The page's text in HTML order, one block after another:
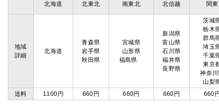
北海道 北東北 南東北 北信越 関東
地域
詳細
北海道
青森県
岩手県
秋田県
宮城県
山形県
福島県
新潟県
富山県
石川県
福井県
長野県
茨城
栃木
群馬
埼玉
千葉
東京
神奈
山梨
送料
1100円 660円 660円 660円 660